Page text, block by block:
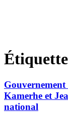
Kamerhe et
national